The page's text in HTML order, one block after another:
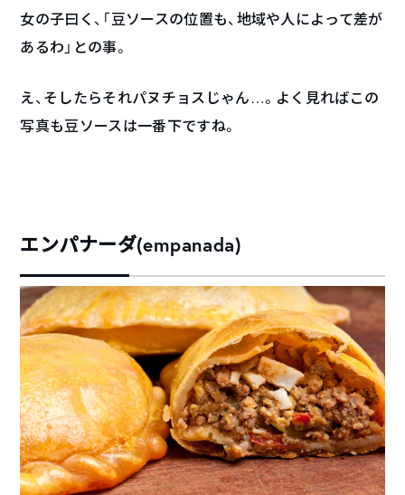
女の子曰く、「豆ソースの位置も、地域や人によって差が
あるわ」との事。
え、そしたらそれパヌチョスじゃん…。よく見ればこの
写真も豆ソースは一番下ですね。
エンパナーダ(empanada)